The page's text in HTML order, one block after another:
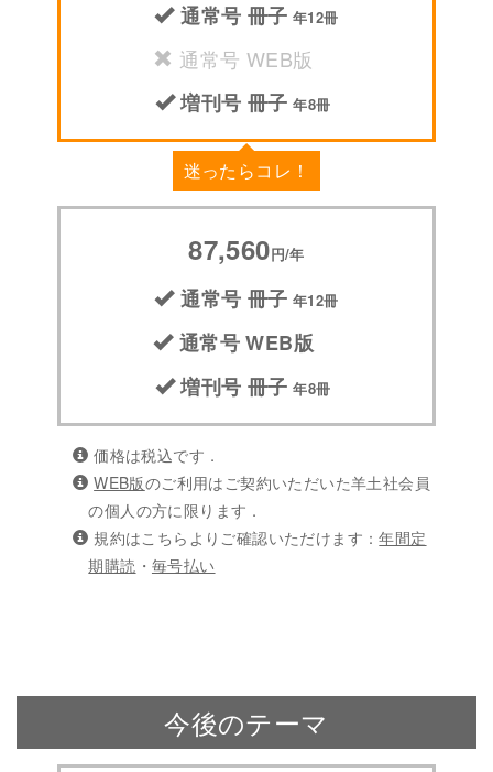
通常号 冊子 年12冊
通常号 WEB版
増刊号 冊子 年8冊
迷ったらコレ！
87,560円/年
通常号 冊子 年12冊
通常号 WEB版
増刊号 冊子 年8冊
価格は税込です．
WEB版のご利用はご契約いただいた羊土社会員
の個人の方に限ります．
規約はこちらよりご確認いただけます：年間定
期購読 ・ 毎号払い
今後のテーマ